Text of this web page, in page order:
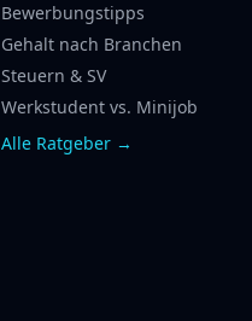
Bewerbungstipps
Gehalt nach Branchen
Steuern & SV
Werkstudent vs. Minijob
Alle Ratgeber →